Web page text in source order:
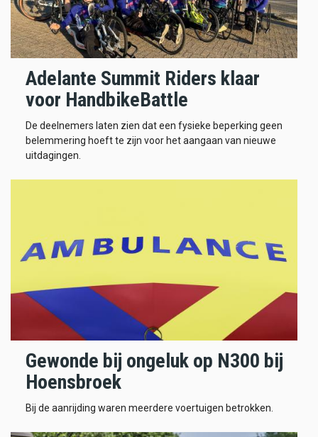
Adelante Summit Riders klaar
voor HandbikeBattle
De deelnemers laten zien dat een fysieke beperking geen
belemmering hoeft te zijn voor het aangaan van nieuwe
uitdagingen.
Gewonde bij ongeluk op N300 bij
Hoensbroek
Bij de aanrijding waren meerdere voertuigen betrokken.